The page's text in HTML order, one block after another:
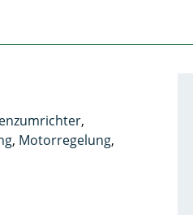
,
, Motorregelung,